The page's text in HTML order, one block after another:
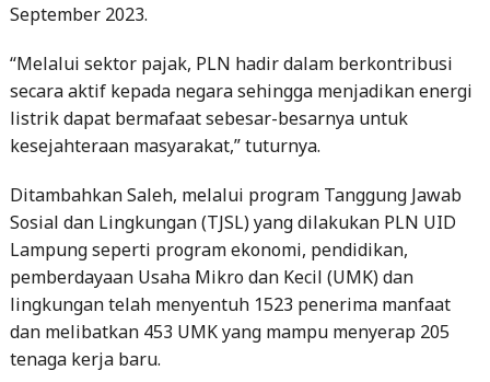
September 2023.
“Melalui sektor pajak, PLN hadir dalam berkontribusi
secara aktif kepada negara sehingga menjadikan energi
listrik dapat bermafaat sebesar-besarnya untuk
kesejahteraan masyarakat,” tuturnya.
Ditambahkan Saleh, melalui program Tanggung Jawab
Sosial dan Lingkungan (TJSL) yang dilakukan PLN UID
Lampung seperti program ekonomi, pendidikan,
pemberdayaan Usaha Mikro dan Kecil (UMK) dan
lingkungan telah menyentuh 1523 penerima manfaat
dan melibatkan 453 UMK yang mampu menyerap 205
tenaga kerja baru.